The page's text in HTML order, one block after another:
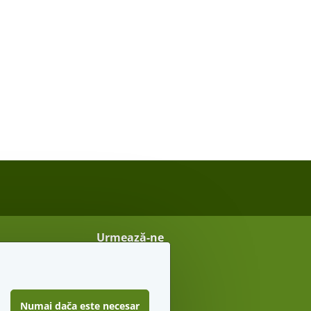
Urmează-ne
Vreau sfaturi secrete
Numai dača este necesar